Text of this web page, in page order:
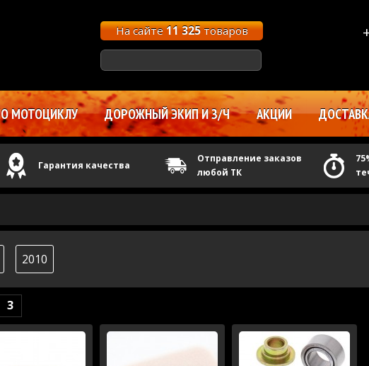
2010
3
На сайте11 325товаров
МОТОЦИКЛУ ДОРОЖНЫЙ ЭКИП И З/Ч АКЦИИ
Гарантия качества
Отправление заказов
любой ТК